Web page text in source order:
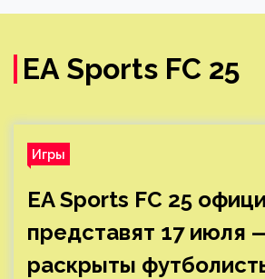
EA Sports FC 25
Игры
EA Sports FC 25
представят 17 июля
раскрыты